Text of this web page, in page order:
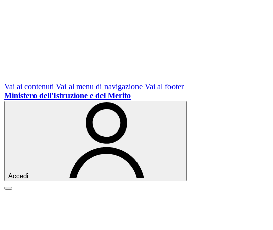
Vai ai contenuti Vai al menu di navigazione Vai al footer
Ministero dell'Istruzione e del Merito
Accedi